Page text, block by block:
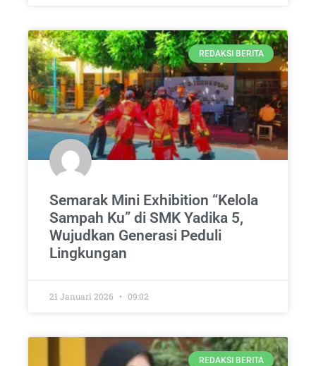
REDAKSI BERITA
Semarak Mini Exhibition “Kelola
Sampah Ku” di SMK Yadika 5,
Wujudkan Generasi Peduli
Lingkungan
21 Januari 2026 09:02
REDAKSI BERITA